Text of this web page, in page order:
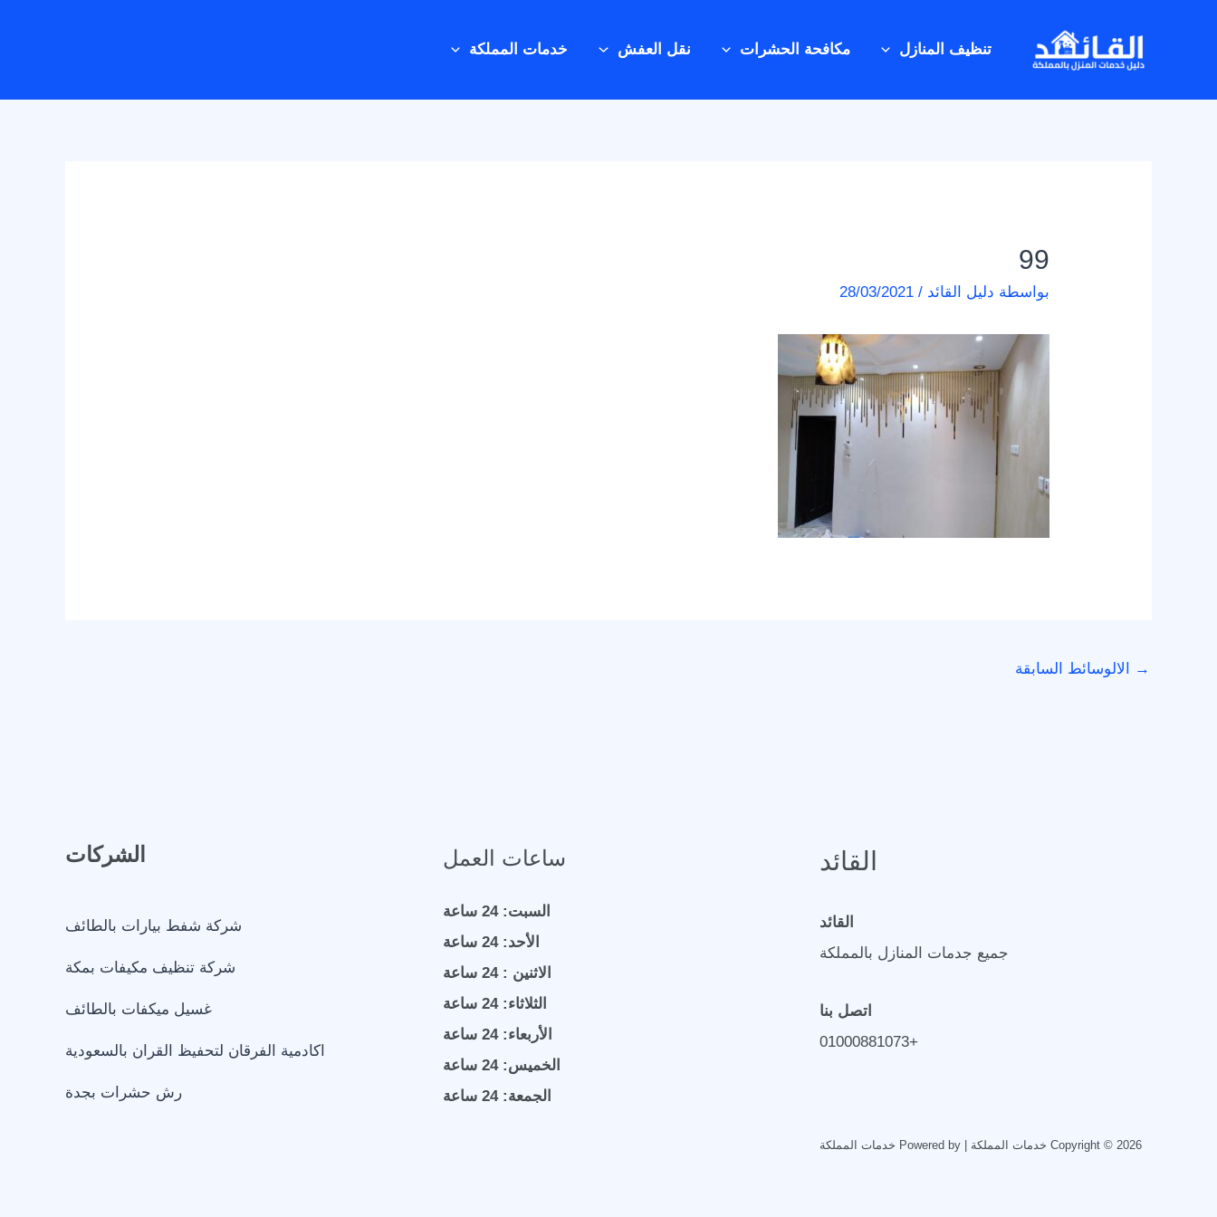
تنظيف المنازل مكافحة الحشرات نقل العفش خدمات المملكة
99
بواسطة دليل القائد/
28/03/2021
navigation
→ الالوسائط السابقة
القائد
القائد
جميع جدمات المنازل بالمملكة
اتصل بنا
+01000881073
Copyright © 2026 خدمات المملكة | Powered by خدمات المملكة
ساعات العمل
السبت: 24 ساعة
الأحد: 24 ساعة
الاثنين : 24 ساعة
الثلاثاء: 24 ساعة
الأربعاء: 24 ساعة
الخميس: 24 ساعة
الجمعة: 24 ساعة
الشركات
شركة شفط بيارات بالطائف
شركة تنظيف مكيفات بمكة
غسيل ميكفات بالطائف
اكادمية الفرقان لتحفيظ القران بالسعودية
رش حشرات بجدة